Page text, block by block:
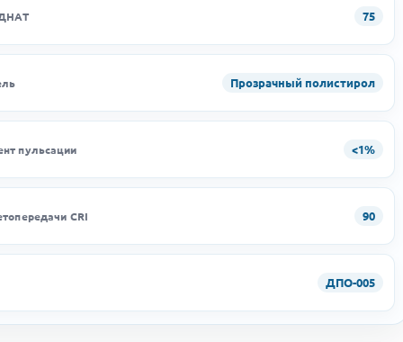
75
Прозрачный полистирол
пульсации <1%
CRI 90
ДПО-005